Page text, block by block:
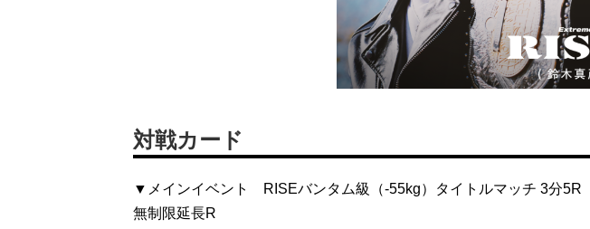
対戦カード
▼メインイベント RISEバンタム級（-55kg）タイトルマッチ 3分5R
無制限延長R